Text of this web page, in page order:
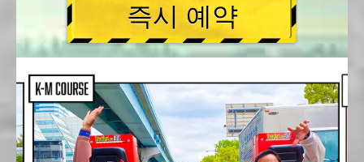
즉시 예약